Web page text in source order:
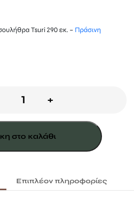
Tsuri 290 εκ. – Πράσινη
Ξύλινος
penthouse
150
με
+
στο καλάθι
Επιπλέον πληροφορίες